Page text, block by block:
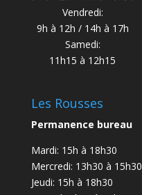
Vendredi:
9h à 12h / 14h à 17h
Samedi:
11h15 à 12h15
Les Rousses
Permanence bureau
Mardi: 15h à 18h30
Mercredi: 13h30 à 15h30
Jeudi: 15h à 18h30